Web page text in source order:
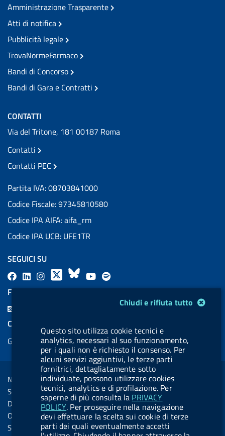
Chiudi e rifiuta tutto
Questo sito utilizza cookie tecnici e
analytics, necessari al suo funzionamento,
per i quali non è richiesto il consenso. Per
alcuni servizi aggiuntivi, le terze parti
fornitrici, dettagliatamente sotto
individuate, possono utilizzare cookies
tecnici, analytics e di profilazione. Per
saperne di più consulta la PRIVACY
POLICY. Per proseguire nella navigazione
devi effettuare la scelta sui cookie di terze
parti dei quali eventualmente accetti
Amministrazione Trasparente
Atti di notifica
Pubblicità legale
TrovaNormeFarmaco
Bandi di Concorso
Bandi di Gara e Contratti
CONTATTI
Via del Tritone, 181 00187 Roma
Contatti
Contatti PEC
Partita IVA: 08703841000
Codice Fiscale: 97345810580
Codice IPA AIFA: aifa_rm
Codice IPA UCB: UFE1TR
SEGUICI SU
F
a
L
i
a
l
.
b
u
t
t
o
n
X
B
l
s
k
y
Y
o
u
b
e
l
a
l
.
b
u
t
t
o
n
FEED RSS
COOKIES
Gestione cookie
Sezione Link Utili
Note legali
Social Media Policy
Dichiarazione di accessibilità
Obiettivi di accessibilità
Statistiche sito